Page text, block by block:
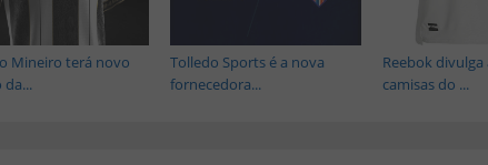
Reebok divulga
camisas do ...
Tolledo Sports é a nova
fornecedora...
Mineiro terá novo